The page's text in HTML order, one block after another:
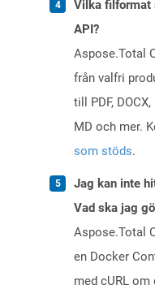
Vilka filformat
API?
Aspose.Total
från valfri
till PDF,
MD och mer.
som stöds.
Jag kan inte
Vad ska jag
Aspose.Total
en Docker
med cURL om